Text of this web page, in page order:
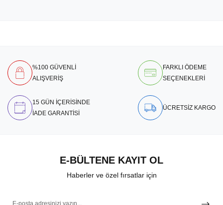
%100 GÜVENLİ
ALIŞVERİŞ
FARKLI ÖDEME
SEÇENEKLERİ
15 GÜN İÇERİSİNDE
İADE GARANTİSİ
ÜCRETSİZ KARGO
E-BÜLTENE KAYIT OL
Haberler ve özel fırsatlar için